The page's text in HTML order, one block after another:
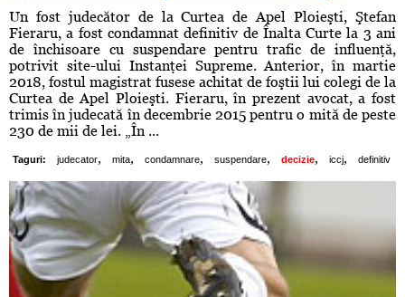
Un fost judecător de la Curtea de Apel Ploieşti, Ştefan
Fieraru, a fost condamnat definitiv de Înalta Curte la 3 ani
de închisoare cu suspendare pentru trafic de influenţă,
potrivit site-ului Instanţei Supreme. Anterior, în martie
2018, fostul magistrat fusese achitat de foştii lui colegi de la
Curtea de Apel Ploieşti. Fieraru, în prezent avocat, a fost
trimis în judecată în decembrie 2015 pentru o mită de peste
230 de mii de lei. „În ...
Taguri: judecator, mita, condamnare, suspendare, decizie, iccj, definitiv